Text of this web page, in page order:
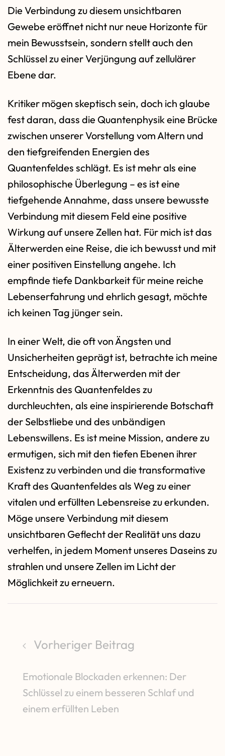
Die Verbindung zu diesem unsichtbaren
Gewebe eröffnet nicht nur neue Horizonte für
mein Bewusstsein, sondern stellt auch den
Schlüssel zu einer Verjüngung auf zellulärer
Ebene dar.
Kritiker mögen skeptisch sein, doch ich glaube
fest daran, dass die Quantenphysik eine Brücke
zwischen unserer Vorstellung vom Altern und
den tiefgreifenden Energien des
Quantenfeldes schlägt. Es ist mehr als eine
philosophische Überlegung – es ist eine
tiefgehende Annahme, dass unsere bewusste
Verbindung mit diesem Feld eine positive
Wirkung auf unsere Zellen hat. Für mich ist das
Älterwerden eine Reise, die ich bewusst und mit
einer positiven Einstellung angehe. Ich
empfinde tiefe Dankbarkeit für meine reiche
Lebenserfahrung und ehrlich gesagt, möchte
ich keinen Tag jünger sein.
In einer Welt, die oft von Ängsten und
Unsicherheiten geprägt ist, betrachte ich meine
Entscheidung, das Älterwerden mit der
Erkenntnis des Quantenfeldes zu
durchleuchten, als eine inspirierende Botschaft
der Selbstliebe und des unbändigen
Lebenswillens. Es ist meine Mission, andere zu
ermutigen, sich mit den tiefen Ebenen ihrer
Existenz zu verbinden und die transformative
Kraft des Quantenfeldes als Weg zu einer
vitalen und erfüllten Lebensreise zu erkunden.
Möge unsere Verbindung mit diesem
unsichtbaren Geflecht der Realität uns dazu
verhelfen, in jedem Moment unseres Daseins zu
strahlen und unsere Zellen im Licht der
Möglichkeit zu erneuern.
Vorheriger Beitrag
Emotionale Blockaden erkennen: Der
Schlüssel zu einem besseren Schlaf und
einem erfüllten Leben